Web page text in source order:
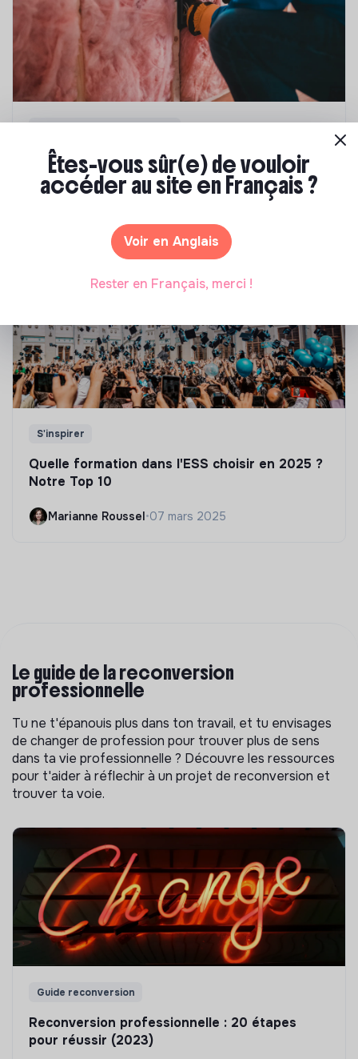
Top 8 des formations en rénovation
énergétique des bâtiments
S'inspirer
Quelle formation dans l'ESS choisir en 2025 ?
Notre Top 10
Marianne Roussel•07 mars 2025
Le guide de la reconversion
professionnelle
Tu ne t'épanouis plus dans ton travail, et tu envisages
de changer de profession pour trouver plus de sens
dans ta vie professionnelle ? Découvre les ressources
pour t'aider à réflechir à un projet de reconversion et
trouver ta voie.
Guide reconversion
Reconversion professionnelle : 20 étapes
pour réussir (2023)
Êtes-vous sûr(e) de vouloir
accéder au site en Français ?
Voir en Anglais
Rester en Français, merci !